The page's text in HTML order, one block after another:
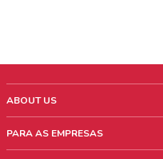
ABOUT US
Quem Somos
PARA AS EMPRESAS